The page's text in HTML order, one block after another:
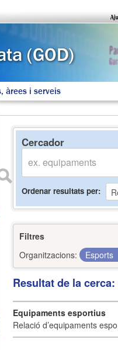
àrees i serveis
Cercador
Ordenar resultats per
Filtres
Organitzacions:
Esports
Resultat de la
Equipaments esportius
Relació d’equipaments